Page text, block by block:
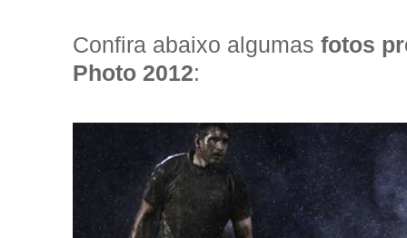
Confira abaixo algumas fotos
Photo 2012: